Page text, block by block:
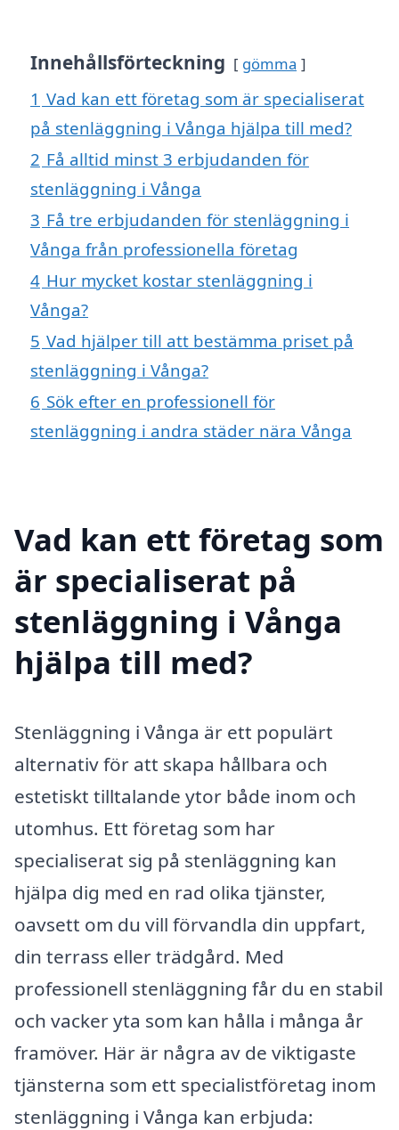
Innehållsförteckning gömma
1 Vad kan ett företag som är specialiserat
på stenläggning i Vånga hjälpa till med?
2 Få alltid minst 3 erbjudanden för
stenläggning i Vånga
3 Få tre erbjudanden för stenläggning i
Vånga från professionella företag
4 Hur mycket kostar stenläggning i
Vånga?
5 Vad hjälper till att bestämma priset på
stenläggning i Vånga?
6 Sök efter en professionell för
stenläggning i andra städer nära Vånga
Vad kan ett företag som
är specialiserat på
stenläggning i Vånga
hjälpa till med?
Stenläggning i Vånga är ett populärt
alternativ för att skapa hållbara och
estetiskt tilltalande ytor både inom och
utomhus. Ett företag som har
specialiserat sig på stenläggning kan
hjälpa dig med en rad olika tjänster,
oavsett om du vill förvandla din uppfart,
din terrass eller trädgård. Med
professionell stenläggning får du en stabil
och vacker yta som kan hålla i många år
framöver. Här är några av de viktigaste
tjänsterna som ett specialistföretag inom
stenläggning i Vånga kan erbjuda: